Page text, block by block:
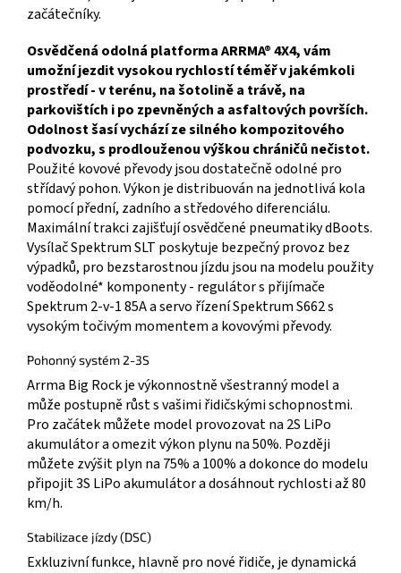
začátečníky.
Osvědčená odolná platforma ARRMA® 4X4, vám
umožní jezdit vysokou rychlostí téměř v jakémkoli
prostředí - v terénu, na šotolině a trávě, na
parkovištích i po zpevněných a asfaltových površích.
Odolnost šasí vychází ze silného kompozitového
podvozku, s prodlouženou výškou chráničů nečistot.
Použité kovové převody jsou dostatečně odolné pro
střídavý pohon. Výkon je distribuován na jednotlivá kola
pomocí přední, zadního a středového diferenciálu.
Maximální trakci zajišťují osvědčené pneumatiky dBoots.
Vysílač Spektrum SLT poskytuje bezpečný provoz bez
výpadků, pro bezstarostnou jízdu jsou na modelu použity
voděodolné* komponenty - regulátor s přijímače
Spektrum 2-v-1 85A a servo řízení Spektrum S662 s
vysokým točivým momentem a kovovými převody.
Pohonný systém 2-3S
Arrma Big Rock je výkonnostně všestranný model a
může postupně růst s vašimi řidičskými schopnostmi.
Pro začátek můžete model provozovat na 2S LiPo
akumulátor a omezit výkon plynu na 50%. Později
můžete zvýšit plyn na 75% a 100% a dokonce do modelu
připojit 3S LiPo akumulátor a dosáhnout rychlosti až 80
km/h.
Stabilizace jízdy (DSC)
Exkluzivní funkce, hlavně pro nové řidiče, je dynamická